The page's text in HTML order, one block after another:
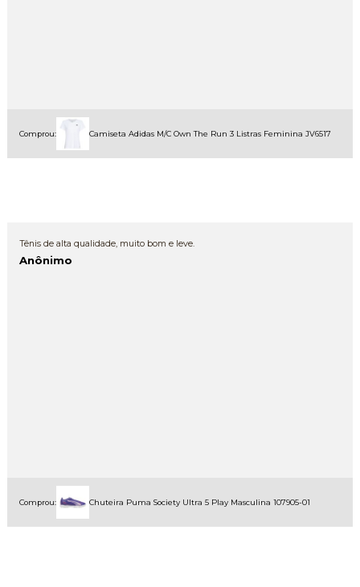
Comprou: Camiseta Adidas M/C Own The Run 3 Listras Feminina JV6517
Tênis de alta qualidade, muito bom e leve.
Anônimo
Comprou: Chuteira Puma Society Ultra 5 Play Masculina 107905-01